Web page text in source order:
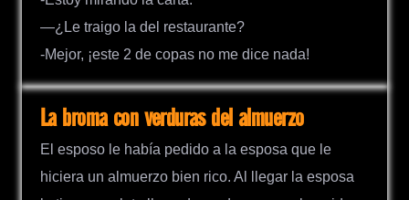
—¿Le traigo la del restaurante?
-Mejor, ¡este 2 de copas no me dice nada!
La broma con verduras del almuerzo
El esposo le había pedido a la esposa que le
hiciera un almuerzo bien rico. Al llegar la esposa